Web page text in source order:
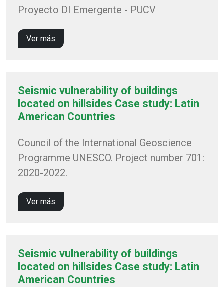
Proyecto DI Emergente - PUCV
Ver más
Seismic vulnerability of buildings
located on hillsides Case study: Latin
American Countries
Council of the International Geoscience
Programme UNESCO. Project number 701:
2020-2022.
Ver más
Seismic vulnerability of buildings
located on hillsides Case study: Latin
American Countries